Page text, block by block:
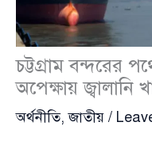
চট্টগ্রাম বন্দরের
অপেক্ষায় জ্বালানি
অর্থনীতি,জাতীয় /